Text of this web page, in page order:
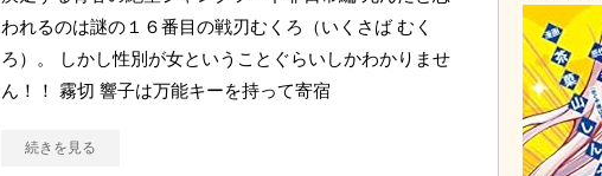
われるのは謎の１６番目の戦刃むくろ（いくさば むく
ろ）。 しかし性別が女ということぐらいしかわかりませ
ん！！ 霧切 響子は万能キーを持って寄宿
続きを見る